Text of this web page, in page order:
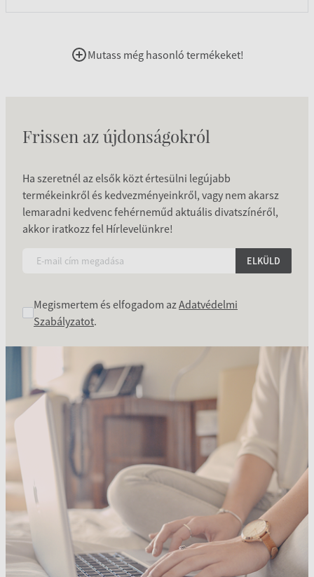
Mutass még hasonló termékeket!
Frissen az újdonságokról
Ha szeretnél az elsők közt értesülni legújabb
termékeinkről és kedvezményeinkről, vagy nem akarsz
lemaradni kedvenc fehérneműd aktuális divatszínéről,
akkor iratkozz fel Hírlevelünkre!
ELKÜLD
Megismertem és elfogadom azAdatvédelmi
Szabályzatot.